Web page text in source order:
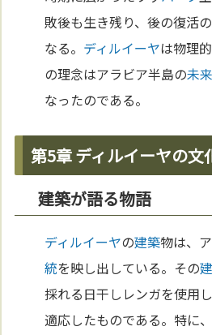
敗後も生き残り、後の復活
なる。 ディルイーヤは物理
の理念はアラビア半島の未来
なったのである。
第5章 ディルイーヤの文
建築が語る物語
ディルイーヤの建築物は、
統を映し出している。その
採れる日干しレンガを使用
適応したものである。特に、